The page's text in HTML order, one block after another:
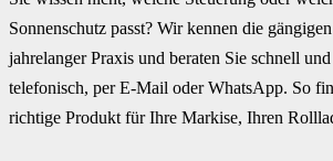
Sonnenschutz passt? Wir kennen die
jahrelanger Praxis und beraten Sie schnell
telefonisch, per E-Mail oder WhatsApp. So
richtige Produkt für Ihre Markise, Ihren